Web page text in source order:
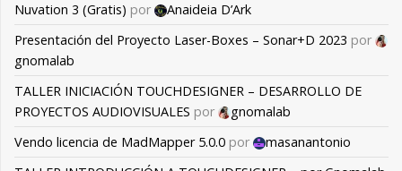
Nuvation 3 (Gratis) por
Anaideia D’Ark
Presentación del Proyecto Laser-Boxes – Sonar+D 2023 por
gnomalab
TALLER INICIACIÓN TOUCHDESIGNER – DESARROLLO DE
PROYECTOS AUDIOVISUALES por
gnomalab
Vendo licencia de MadMapper 5.0.0 por
masanantonio